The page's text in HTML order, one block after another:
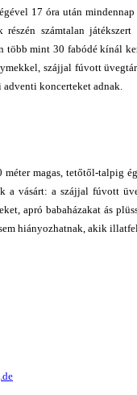
17 óra után
számtalan
mint 30 fabódé kínál
szájjal fúvott
adventi koncerteket adnak.
méter magas, tetőtől-
a vásárt: a szájjal fúvott
apró babaházakat ás
hiányozhatnak, akik